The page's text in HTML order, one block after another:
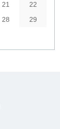
21
22
28
29